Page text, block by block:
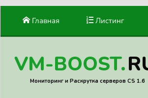
Главная Листинг
VM-BOOST.
Мониторинг и Раскрутка серверов CS 1.6